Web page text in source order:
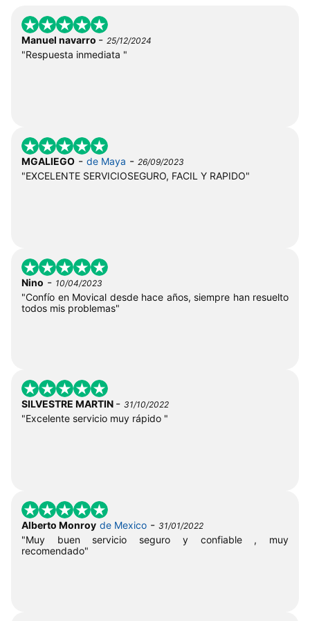
Manuel navarro - 25/12/2024
"Respuesta inmediata "
MGALIEGO - de Maya - 26/09/2023
"EXCELENTE SERVICIOSEGURO, FACIL Y RAPIDO"
Nino - 10/04/2023
"Confío en Movical desde hace años, siempre han resuelto
todos mis problemas"
SILVESTRE MARTIN - 31/10/2022
"Excelente servicio muy rápido "
Alberto Monroy de Mexico - 31/01/2022
"Muy buen servicio seguro y confiable , muy
recomendado"